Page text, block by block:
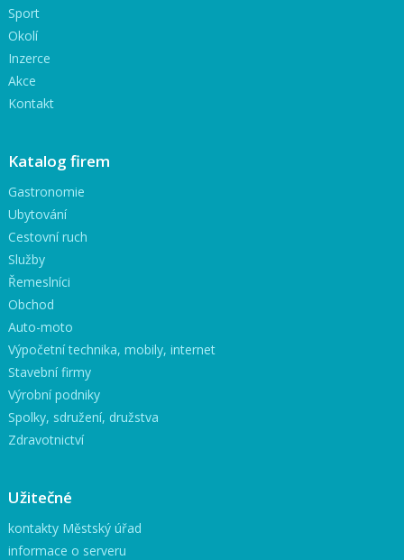
Sport
Okolí
Inzerce
Akce
Kontakt
Katalog firem
Gastronomie
Ubytování
Cestovní ruch
Služby
Řemeslníci
Obchod
Auto-moto
Výpočetní technika, mobily, internet
Stavební firmy
Výrobní podniky
Spolky, sdružení, družstva
Zdravotnictví
Užitečné
kontakty Městský úřad
informace o serveru